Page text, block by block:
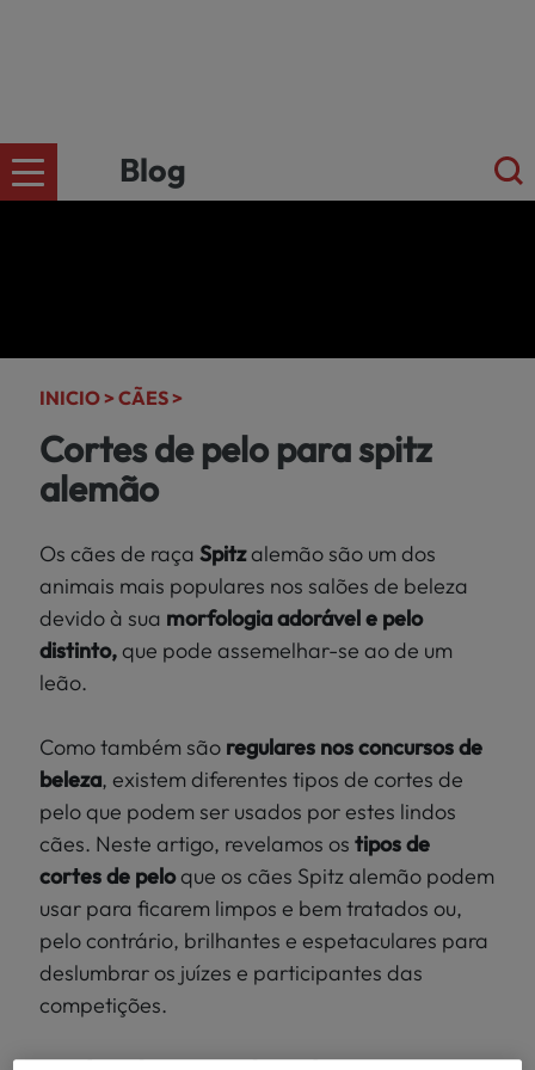
Blog
GATOS
PEQUENOS
MAMÍFEROS
PEIXES
PÁSSAROS
RÉPTEIS
MUNDO
KIWOKO
kiwoko.pt
a sua loja
INICIO >CÃES >
Cortes de pelo para spitz
alemão
Os cães de raça Spitzalemão são um dos
animais mais populares nos salões de beleza
devido à sua morfologia adorável e pelo
distinto,que pode assemelhar-se ao de um
leão.
Como também são regulares nos concursos de
beleza, existem diferentes tipos de cortes de
pelo que podem ser usados por estes lindos
cães. Neste artigo, revelamos os tipos de
cortes de peloque os cães Spitz alemão podem
usar para ficarem limpos e bem tratados ou,
pelo contrário, brilhantes e espetaculares para
deslumbrar os juízes e participantes das
competições.